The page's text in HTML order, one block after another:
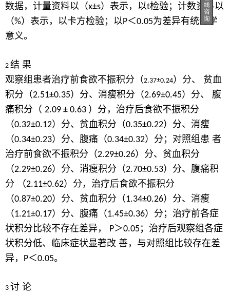
数据，计量资料以（x±s）表示，以t检验；计数资料以
（%）表示，以卡方检验；以P＜0.05为差异有统计学
意义。
2 结 果
观察组患者治疗前食欲不振积分（2.37±0.24）分、 贫血
积分（2.51±0.35）分、消瘦积分（2.69±0.45）分、 腹
痛积分（ 2.09 ± 0.63 ）分，治疗后食欲不振积分
（0.32±0.12）分、贫血积分（0.35±0.22）分、消瘦
（0.34±0.23）分、腹痛（0.34±0.32）分；对照组患 者
治疗前食欲不振积分（2.29±0.26）分、贫血积分
（2.29±0.26）分、消瘦积分（2.70±0.53）分、腹痛积
分 （2.11±0.62）分，治疗后食欲不振积分
（0.87±0.20）分、贫血积分（1.34±0.26）分、消瘦
（1.21±0.17）分、腹痛（1.45±0.36）分；治疗前各症
状积分比较不存在差异，
P＞0.05 ；治疗后观察组各症
状积分低、临床症状显著改 善，与对照组比较存在差
异，
P＜0.05。
3 讨 论